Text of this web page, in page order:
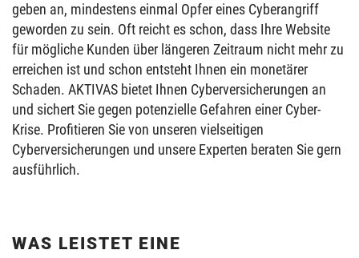
geben an, mindestens einmal Opfer eines Cyberangriff
geworden zu sein. Oft reicht es schon, dass Ihre Website
für mögliche Kunden über längeren Zeitraum nicht mehr zu
erreichen ist und schon entsteht Ihnen ein monetärer
Schaden. AKTIVAS bietet Ihnen Cyberversicherungen an
und sichert Sie gegen potenzielle Gefahren einer Cyber-
Krise. Profitieren Sie von unseren vielseitigen
Cyberversicherungen und unsere Experten beraten Sie gern
ausführlich.
WAS LEISTET EINE